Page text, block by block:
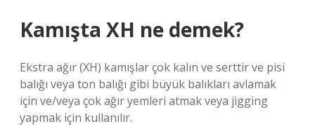
Kamışta XH ne demek?
Ekstra ağır (XH) kamışlar çok kalın ve serttir ve pisi
balığı veya ton balığı gibi büyük balıkları avlamak
için ve/veya çok ağır yemleri atmak veya jigging
yapmak için kullanılır.